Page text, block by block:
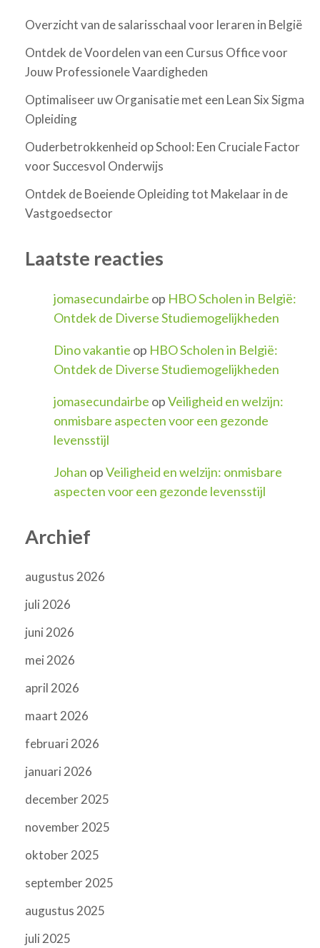
Overzicht van de salarisschaal voor leraren in België
Ontdek de Voordelen van een Cursus Office voor
Jouw Professionele Vaardigheden
Optimaliseer uw Organisatie met een Lean Six Sigma
Opleiding
Ouderbetrokkenheid op School: Een Cruciale Factor
voor Succesvol Onderwijs
Ontdek de Boeiende Opleiding tot Makelaar in de
Vastgoedsector
Laatste reacties
jomasecundairbe op HBO Scholen in België:
Ontdek de Diverse Studiemogelijkheden
Dino vakantie op HBO Scholen in België:
Ontdek de Diverse Studiemogelijkheden
jomasecundairbe opVeiligheid en welzijn:
onmisbare aspecten voor een gezonde
levensstijl
Johan opVeiligheid en welzijn: onmisbare
aspecten voor een gezonde levensstijl
Archief
augustus 2026
juli 2026
juni 2026
mei 2026
april 2026
maart 2026
februari 2026
januari 2026
december 2025
november 2025
oktober 2025
september 2025
augustus 2025
juli 2025